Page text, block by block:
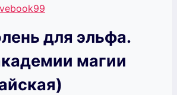
для эльфа.
магии